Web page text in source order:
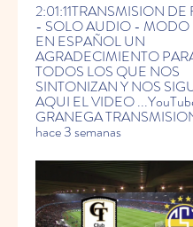
2:01:11TRANSMISION
- SOLO AUDIO - MODO
EN ESPAÑOL UN
AGRADECIMIENTO
TODOS LOS QUE NOS
SINTONIZAN Y NOS
AQUI EL VIDEO
GRANEGA
hace 3 semanas